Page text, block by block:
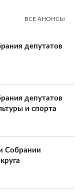
ВСЕ АНОНСЫ
депутатов
депутатов
и спорта
Собрании